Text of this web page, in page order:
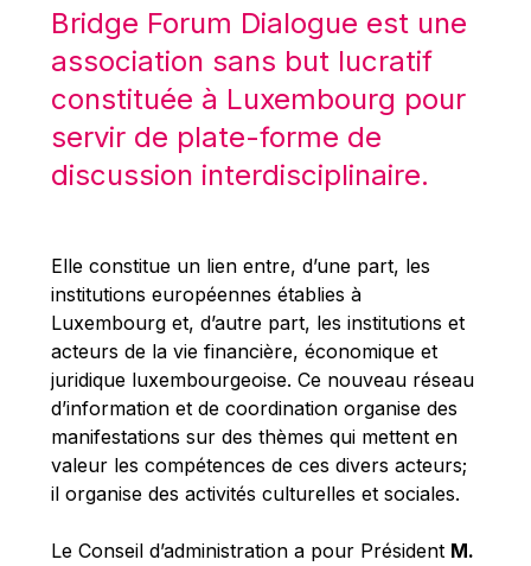
Mario Centeno
Mario Monti
Maroš ŠEFČOVIČ
Martin Bailey
Martine Reicherts
Michael Sohlman
Michel Goedert
Mireille Delmas-Marty
Nobuo Tanaka
Otmar Issing
Paolo Mengozzi
Paschal Donohoe
Pat Cox
Bridge Forum Dialogue est une
association sans but lucratif
constituée à Luxembourg pour
servir de plate-forme de
discussion interdisciplinaire.
Elle constitue un lien entre, d’une part, les
institutions européennes établies à
Luxembourg et, d’autre part, les institutions et
acteurs de la vie financière, économique et
juridique luxembourgeoise. Ce nouveau réseau
d’information et de coordination organise des
manifestations sur des thèmes qui mettent en
valeur les compétences de ces divers acteurs;
il organise des activités culturelles et sociales.
Le Conseil d’administration a pour Président M.